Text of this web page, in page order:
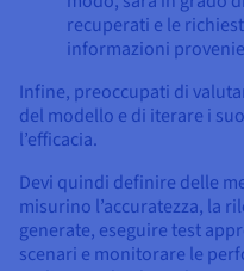
recuperati e le
informazioni
Infine, preoccupati di
del modello e di iterare i
l’efficacia.
Devi quindi definire delle
misurino l’accuratezza, la
generate, eseguire test
scenari e monitorare le